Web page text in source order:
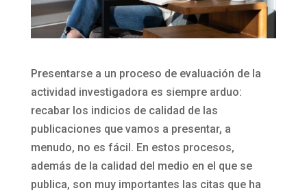
Presentarse a un proceso de evaluación de la
actividad investigadora es siempre arduo:
recabar los indicios de calidad de las
publicaciones que vamos a presentar, a
menudo, no es fácil. En estos procesos,
además de la calidad del medio en el que se
publica, son muy importantes las citas que ha